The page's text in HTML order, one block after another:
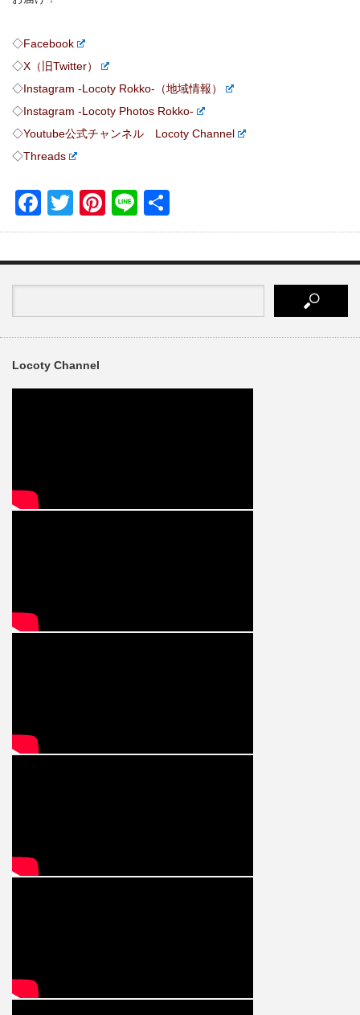
◇Facebook
◇X（旧Twitter）
◇Instagram -Locoty Rokko-（地域情報）
◇Instagram -Locoty Photos Rokko-
◇Youtube公式チャンネル Locoty Channel
◇Threads
Facebook
TwitterPinterest
Line
有
Locoty Channel